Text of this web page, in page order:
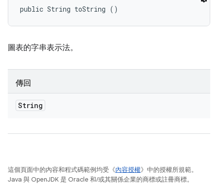
public String toString ()
圖表的字串表示法。
傳回
String
這個頁面中的內容和程式碼範例均受《內容授權》中的授權所規範。
Java 與 OpenJDK 是 Oracle 和/或其關係企業的商標或註冊商標。